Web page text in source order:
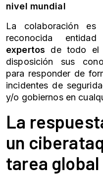
nivel mundial
La colaboración
reconocida
expertos de todo el
disposición sus
para responder de
incidentes de
y/o gobiernos en
La
un
tarea global